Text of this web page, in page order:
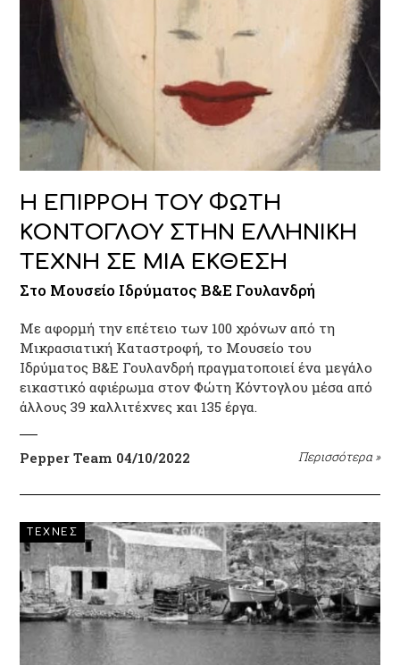
Η ΕΠΙΡΡΟΗ ΤΟΥ ΦΩΤΗ
ΚΟΝΤΟΓΛΟΥ ΣΤΗΝ ΕΛΛΗΝΙΚΗ
ΤΕΧΝΗ ΣΕ ΜΙΑ ΕΚΘΕΣΗ
Στο Μουσείο Ιδρύματος Β&Ε Γουλανδρή
Με αφορμή την επέτειο των 100 χρόνων από τη
Μικρασιατική Καταστροφή, το Μουσείο του
Ιδρύματος Β&Ε Γουλανδρή πραγματοποιεί ένα μεγάλο
εικαστικό αφιέρωμα στον Φώτη Κόντογλου μέσα από
άλλους 39 καλλιτέχνες και 135 έργα.
Pepper Team 04/10/2022 Περισσότερα »
ΤΕΧΝΕΣ